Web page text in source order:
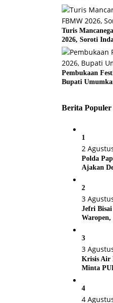
Turis
2026, Soroti
Pembukaan
Bupati
Berita Populer
1
2
Polda
Ajakan
2
3
Jefri
3
3
Krisis Air
Minta
4
4